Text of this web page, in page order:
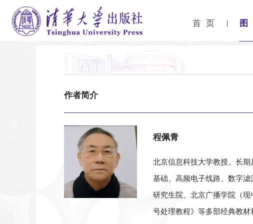
首 页 图
作者简介
程佩青
北京信息科技大学教授。长
基础、高频电子线路、数字
研究生院、北京广播学院（
号处理教程》等多部经典教材